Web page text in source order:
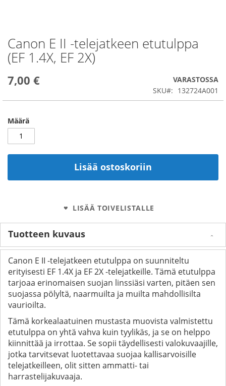
Canon E II -telejatkeen etutulppa
(EF 1.4X, EF 2X)
7,00 €
VARASTOSSA
SKU
132724A001
Määrä
Lisää ostoskoriin
LISÄÄ TOIVELISTALLE
Skip
to
the
of
the
Tuotteen kuvaus
Canon E II -telejatkeen etutulppa on suunniteltu
erityisesti EF 1.4X ja EF 2X -telejatkeille. Tämä etutulppa
tarjoaa erinomaisen suojan linssiäsi varten, pitäen sen
suojassa pölyltä, naarmuilta ja muilta mahdollisilta
vaurioilta.
Tämä korkealaatuinen mustasta muovista valmistettu
etutulppa on yhtä vahva kuin tyylikäs, ja se on helppo
kiinnittää ja irrottaa. Se sopii täydellisesti valokuvaajille,
jotka tarvitsevat luotettavaa suojaa kallisarvoisille
telejatkeilleen, olit sitten ammatti- tai
harrastelijakuvaaja.